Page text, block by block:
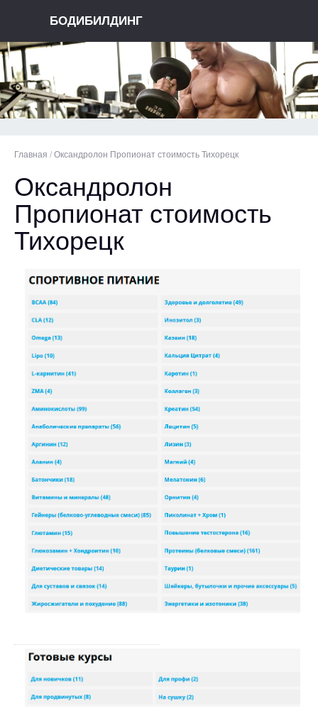
БОДИБИЛДИНГ
Главная / Оксандролон Пропионат стоимость Тихорецк
Оксандролон
Пропионат стоимость
Тихорецк